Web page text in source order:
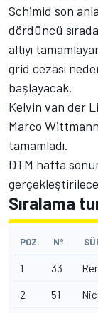
Schimid son
dördüncü
altıyı
grid cezası
başlayacak.
Kelvin van der
Marco
tamamladı.
DTM hafta
Sıralama
POZ. Nº
1 33
2 51